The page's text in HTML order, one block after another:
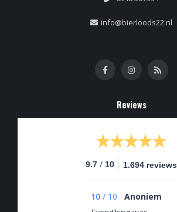
info@bierloods22.nl
Reviews
9.7 / 10 1.694 reviews
10 / 10
Anoniem